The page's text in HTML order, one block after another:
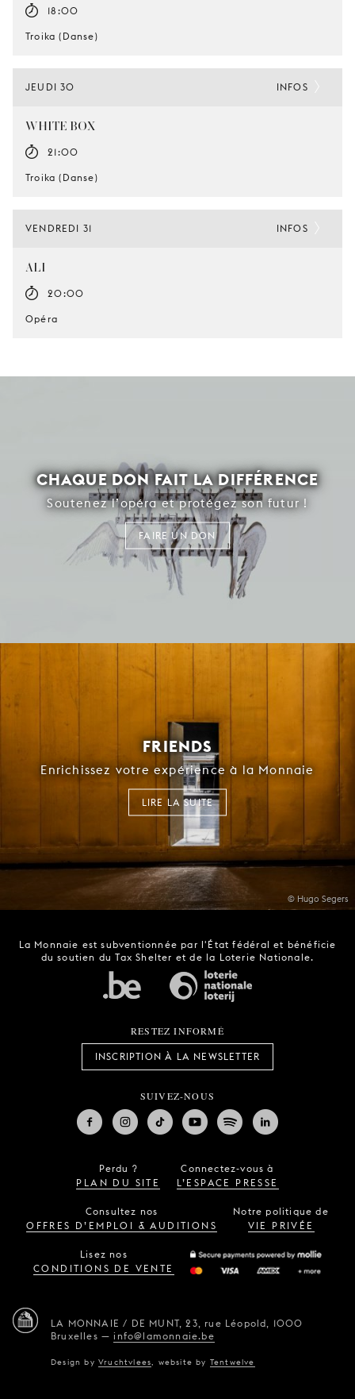
18:00
Troika (Danse)
JEUDI 30
WHITE BOX
21:00
Troika (Danse)
INFOS
VENDREDI 31
ALI
20:00
Opéra
INFOS
CHAQUE DON FAIT LA DIFFÉRENCE
Soutenez l’opéra et protégez son futur !
FAIRE UN DON
© Hugo Segers
FRIENDS
Enrichissez votre expérience à la Monnaie
LIRE LA SUITE
La Monnaie est subventionnée par l'État fédéral et bénéficie
du soutien du Tax Shelter et de la Loterie Nationale.
RESTEZ INFORMÉ
INSCRIPTION À LA NEWSLETTER
SUIVEZ-NOUS
Perdu ?
PLAN DU SITE
Connectez-vous à
L’ESPACE PRESSE
Consultez nos
OFFRES D’EMPLOI & AUDITIONS
Notre politique de
VIE PRIVÉE
Lisez nos
CONDITIONS DE VENTE
LA MONNAIE / DE MUNT, 23, rue Léopold, 1000
Bruxelles —info@lamonnaie.be
Design byVruchtvlees website by Tentwelve